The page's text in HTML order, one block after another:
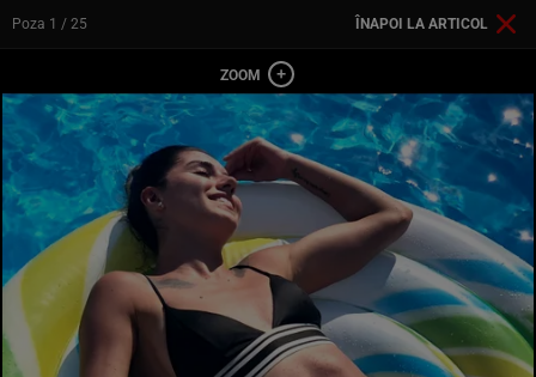
Poza 1 / 25 ÎNAPOI LA ARTICOL